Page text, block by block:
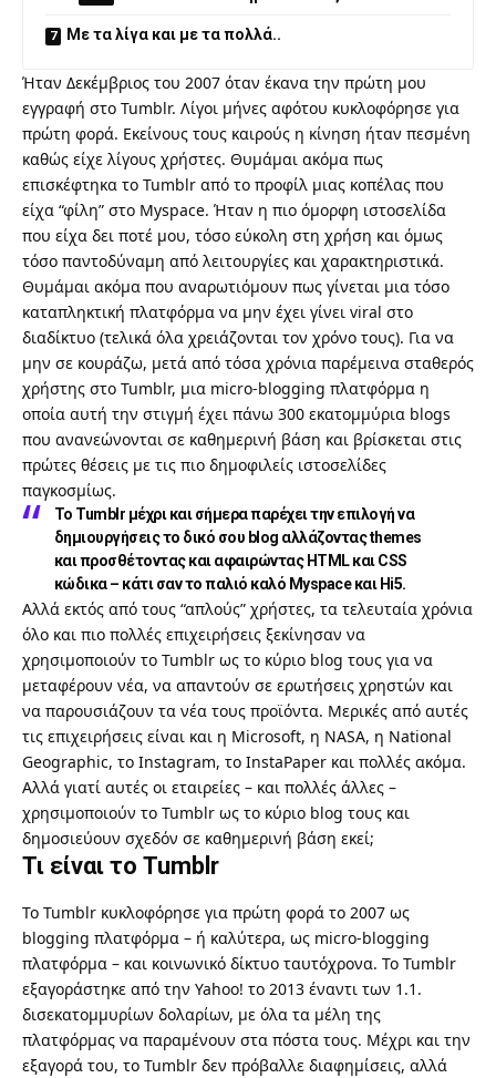
Με τα λίγα και με τα πολλά..
Ήταν Δεκέμβριος του 2007 όταν έκανα την πρώτη μου
εγγραφή στο Tumblr. Λίγοι μήνες αφότου κυκλοφόρησε για
πρώτη φορά. Εκείνους τους καιρούς η κίνηση ήταν πεσμένη
καθώς είχε λίγους χρήστες. Θυμάμαι ακόμα πως
επισκέφτηκα το Tumblr από το προφίλ μιας κοπέλας που
είχα “φίλη” στο Myspace. Ήταν η πιο όμορφη ιστοσελίδα
που είχα δει ποτέ μου, τόσο εύκολη στη χρήση και όμως
τόσο παντοδύναμη από λειτουργίες και χαρακτηριστικά.
Θυμάμαι ακόμα που αναρωτιόμουν πως γίνεται μια τόσο
καταπληκτική πλατφόρμα να μην έχει γίνει viral στο
διαδίκτυο (τελικά όλα χρειάζονται τον χρόνο τους). Για να
μην σε κουράζω, μετά από τόσα χρόνια παρέμεινα σταθερός
χρήστης στο Tumblr, μια micro-blogging πλατφόρμα η
οποία αυτή την στιγμή έχει πάνω 300 εκατομμύρια blogs
που ανανεώνονται σε καθημερινή βάση και βρίσκεται στις
πρώτες θέσεις με τις πιο δημοφιλείς ιστοσελίδες
παγκοσμίως.
Το Tumblr μέχρι και σήμερα παρέχει την επιλογή να
δημιουργήσεις το δικό σου blog αλλάζοντας themes
και προσθέτοντας και αφαιρώντας HTML και CSS
κώδικα – κάτι σαν το παλιό καλό Myspace και Hi5.
Αλλά εκτός από τους “απλούς” χρήστες, τα τελευταία χρόνια
όλο και πιο πολλές επιχειρήσεις ξεκίνησαν να
χρησιμοποιούν το Tumblr ως το κύριο blog τους για να
μεταφέρουν νέα, να απαντούν σε ερωτήσεις χρηστών και
να παρουσιάζουν τα νέα τους προϊόντα. Μερικές από αυτές
τις επιχειρήσεις είναι και η Microsoft, η NASA, η National
Geographic, το Instagram, το InstaPaper και πολλές ακόμα.
Αλλά γιατί αυτές οι εταιρείες – και πολλές άλλες –
χρησιμοποιούν το Tumblr ως το κύριο blog τους και
δημοσιεύουν σχεδόν σε καθημερινή βάση εκεί;
Τι είναι το Tumblr
Το Tumblr κυκλοφόρησε για πρώτη φορά το 2007 ως
blogging πλατφόρμα – ή καλύτερα, ως micro-blogging
πλατφόρμα – και κοινωνικό δίκτυο ταυτόχρονα. Το Tumblr
εξαγοράστηκε από την Yahoo! το 2013 έναντι των 1.1.
δισεκατομμυρίων δολαρίων, με όλα τα μέλη της
πλατφόρμας να παραμένουν στα πόστα τους. Μέχρι και την
εξαγορά του, το Tumblr δεν πρόβαλλε διαφημίσεις, αλλά